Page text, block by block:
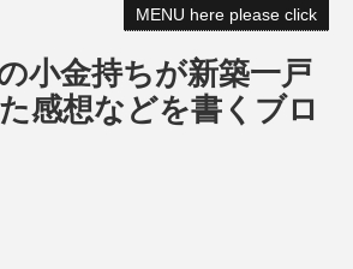
MENU here please click
小金持ちが新築一戸
感想などを書くブロ